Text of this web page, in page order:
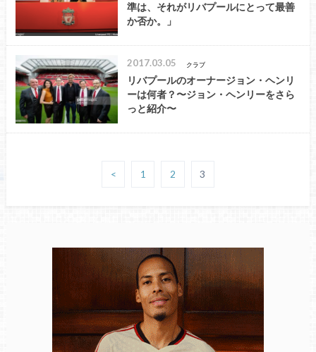
準は、それがリバプールにとって最善
か否か。」
2017.03.05 クラブ
リバプールのオーナージョン・ヘンリ
ーは何者？〜ジョン・ヘンリーをさら
っと紹介〜
< 1 2 3